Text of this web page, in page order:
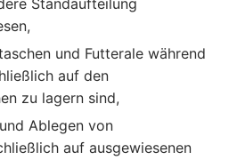
Standaufteilung
und Futterale während
auf den
zu lagern sind,
Ablegen von
auf ausgewiesenen